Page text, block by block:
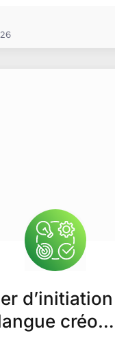
créo…